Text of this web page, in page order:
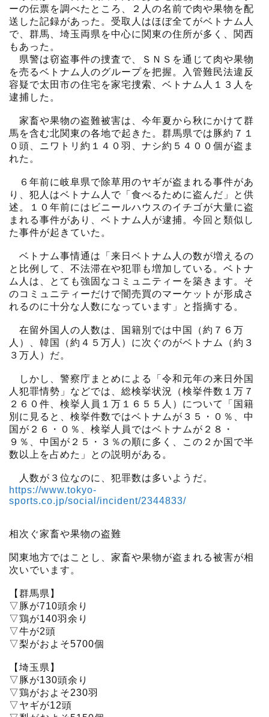
ーの伝票を調べたところ、２人の名前で肉や果物を配
送した記録があった。受取人はほぼ全てがベトナム人
で、群馬、埼玉両県を中心に関東の住所が多く、関西
もあった。
県警は窃盗事件の捜査で、ＳＮＳを通じて肉や果物
を売るベトナム人のグループを把握。入管難民法違反
容疑で太田市の住宅を家宅捜索、ベトナム人１３人を
逮捕した。
家畜や果物の盗難被害は、今年夏から秋にかけて群
馬を含む北関東の各地で起きた。群馬県では豚約７１
０頭、ニワトリ約１４０羽、ナシ約５４００個が盗ま
れた。
６年前に岐阜県で除草用のヤギが盗まれる事件があ
り、犯人はベトナム人で「食べるために盗んだ」と供
述。１０年前にはビニールハウスのイチゴが大量に盗
まれる事件があり、ベトナム人が逮捕。今回と類似し
た事件が起きていた。
ベトナム事情通は「来日ベトナム人の数が増えるの
と比例して、不法滞在や犯罪も増加している。ベトナ
ム人は、とても強固なコミュニティーを築きます。そ
のコミュニティーだけで闇売買のマーケットが形成さ
れるのに十分な人数になっています」と指摘する。
在留外国人の人数は、国籍別では中国（約７６万
人）、韓国（約４５万人）に次ぐのがベトナム（約３
３万人）だ。
しかし、警察庁まとめによる「令和元年の来日外国
人犯罪情勢」などでは、総検挙状況（検挙件数１万７
２６０件、検挙人員１万１６５５人）について「国籍
別に見ると、検挙件数ではベトナムが３５・０％、中
国が２６・０％、検挙人員ではベトナムが２８・
９％、中国が２５・３％の順に多く、この２か国で半
数以上を占めた」との説明がある。
人数が３位なのに、犯罪数は多いようだ。
https://www.tokyo-
sports.co.jp/social/incident/2344833/
相次ぐ家畜や果物の盗難
関東地方ではことし、家畜や果物が盗まれる被害が相
次いでいます。
【群馬県】
▽豚が710頭余り
▽鶏が140羽余り
▽牛が2頭
▽梨がおよそ5700個
【埼玉県】
▽豚が130頭余り
▽鶏がおよそ230羽
▽ヤギが12頭